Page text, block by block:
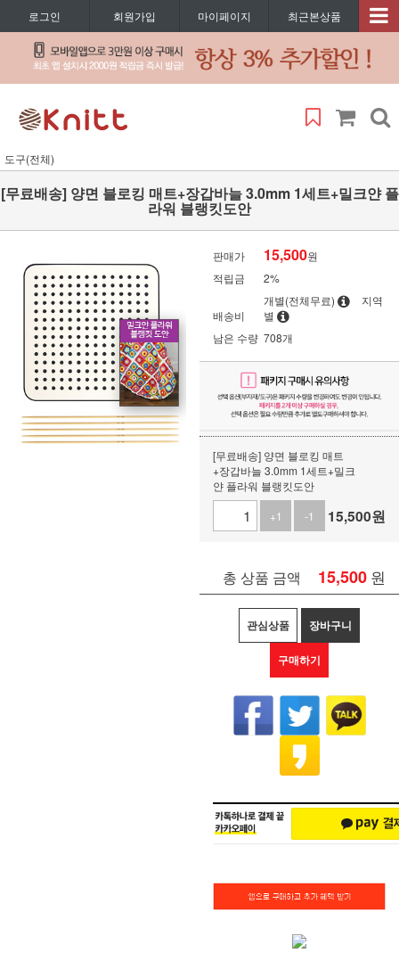
로그인 회원가입 마이페이지 최근본상품
도구(전체)
[무료배송] 양면 블로킹 매트+장갑바늘 3.0mm 1세트+밀크얀 플
라워 블랭킷도안
판매가 15,500원
적립금
2%
배송비
개별(전체무료)
지역
별
남은 수량 708개
[무료배송] 양면 블로킹 매트
+장갑바늘 3.0mm 1세트+밀크
얀 플라워 블랭킷도안
+1
-1 15,500원
총 상품 금액 15,500 원
관심상품 장바구니
구매하기